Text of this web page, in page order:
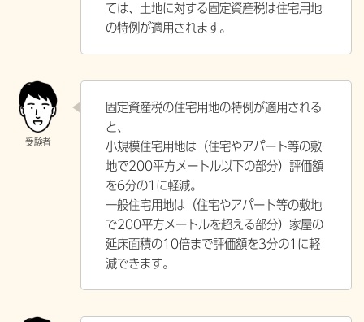
ては、土地に対する固定資産税は住宅用地
の特例が適用されます。
固定資産税の住宅用地の特例が適用される
と、
小規模住宅用地は（住宅やアパート等の敷
地で200平方メートル以下の部分）評価額
を6分の1に軽減。
一般住宅用地は（住宅やアパート等の敷地
で200平方メートルを超える部分）家屋の
延床面積の10倍まで評価額を3分の1に軽
減できます。